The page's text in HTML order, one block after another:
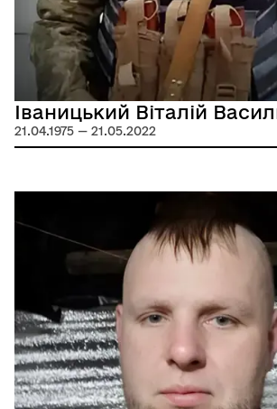
Іваницький Віталій
21.04.1975 — 21.05.2022